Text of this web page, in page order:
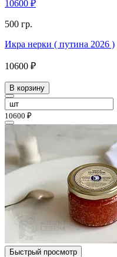
10600 ₽
500 гр.
Икра нерки ( путина 2026 )
10600 ₽
В корзину
10600 ₽
Быстрый просмотр